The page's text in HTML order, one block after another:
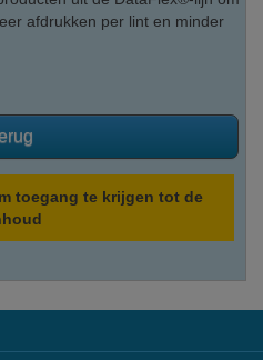
afdrukken per lint en minder
toegang te krijgen tot de